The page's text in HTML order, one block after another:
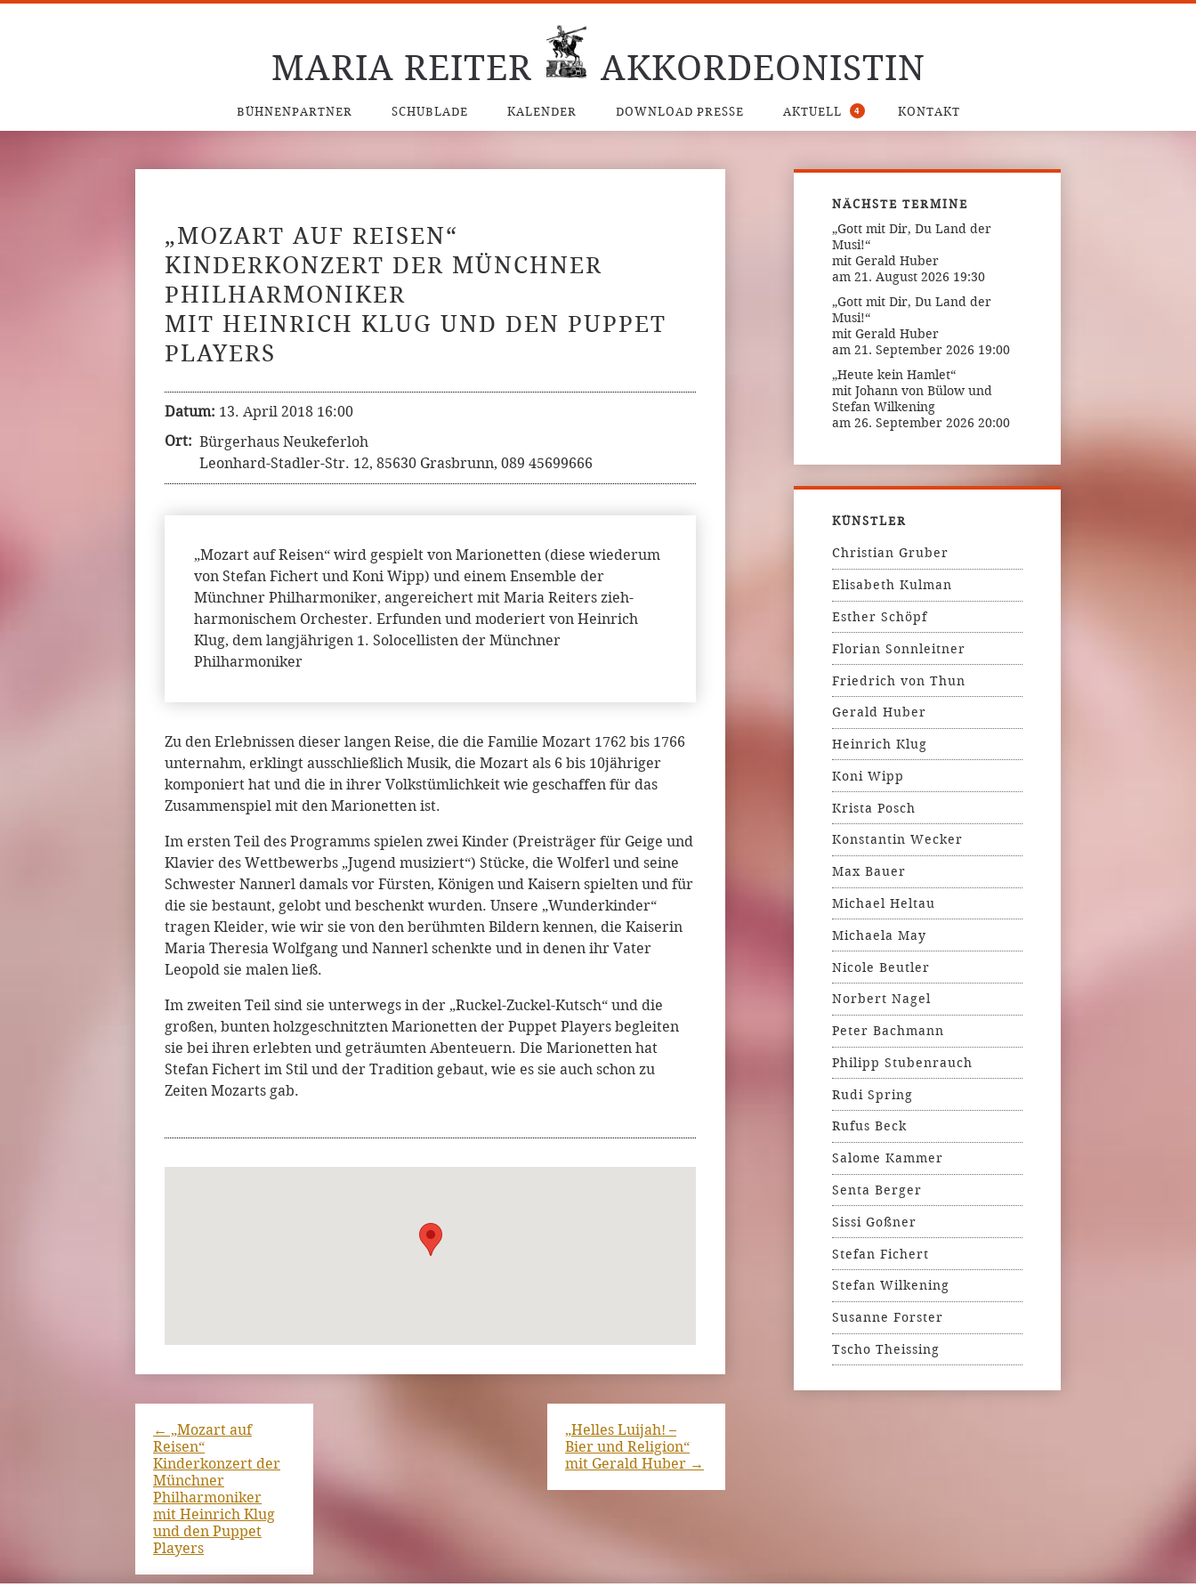
MARIA REITER AKKORDEONISTIN
BÜHNENPARTNER SCHUBLADE KALENDER DOWNLOAD PRESSE AKTUELL 4 KONTAKT
„MOZART AUF REISEN“
KINDERKONZERT DER MÜNCHNER
PHILHARMONIKER
MIT HEINRICH KLUG UND DEN PUPPET
PLAYERS
Datum: 13. April 2018 16:00
Ort: Bürgerhaus Neukeferloh
Leonhard-Stadler-Str. 12, 85630 Grasbrunn, 089 45699666
„Mozart auf Reisen“ wird gespielt von Marionetten (diese wiederum
von Stefan Fichert und Koni Wipp) und einem Ensemble der
Münchner Philharmoniker, angereichert mit Maria Reiters zieh-
harmonischem Orchester. Erfunden und moderiert von Heinrich
Klug, dem langjährigen 1. Solocellisten der Münchner
Philharmoniker
Zu den Erlebnissen dieser langen Reise, die die Familie Mozart 1762 bis 1766
unternahm, erklingt ausschließlich Musik, die Mozart als 6 bis 10jähriger
komponiert hat und die in ihrer Volkstümlichkeit wie geschaffen für das
Zusammenspiel mit den Marionetten ist.
Im ersten Teil des Programms spielen zwei Kinder (Preisträger für Geige und
Klavier des Wettbewerbs „Jugend musiziert“) Stücke, die Wolferl und seine
Schwester Nannerl damals vor Fürsten, Königen und Kaisern spielten und für
die sie bestaunt, gelobt und beschenkt wurden. Unsere „Wunderkinder“
tragen Kleider, wie wir sie von den berühmten Bildern kennen, die Kaiserin
Maria Theresia Wolfgang und Nannerl schenkte und in denen ihr Vater
Leopold sie malen ließ.
Im zweiten Teil sind sie unterwegs in der „Ruckel-Zuckel-Kutsch“ und die
großen, bunten holzgeschnitzten Marionetten der Puppet Players begleiten
sie bei ihren erlebten und geträumten Abenteuern. Die Marionetten hat
Stefan Fichert im Stil und der Tradition gebaut, wie es sie auch schon zu
Zeiten Mozarts gab.
← „Mozart auf
Reisen“
Kinderkonzert der
Münchner
Philharmoniker
mit Heinrich Klug
und den Puppet
Players
„Helles Luijah! –
Bier und Religion“
mit Gerald Huber →
NÄCHSTE TERMINE
„Gott mit Dir, Du Land der
Musi!“
mit Gerald Huber
am 21. August 2026 19:30
„Gott mit Dir, Du Land der
Musi!“
mit Gerald Huber
am 21. September 2026 19:00
„Heute kein Hamlet“
mit Johann von Bülow und
Stefan Wilkening
am 26. September 2026 20:00
KÜNSTLER
Christian Gruber
Elisabeth Kulman
Esther Schöpf
Florian Sonnleitner
Friedrich von Thun
Gerald Huber
Heinrich Klug
Koni Wipp
Krista Posch
Konstantin Wecker
Max Bauer
Michael Heltau
Michaela May
Nicole Beutler
Norbert Nagel
Peter Bachmann
Philipp Stubenrauch
Rudi Spring
Rufus Beck
Salome Kammer
Senta Berger
Sissi Goßner
Stefan Fichert
Stefan Wilkening
Susanne Forster
Tscho Theissing